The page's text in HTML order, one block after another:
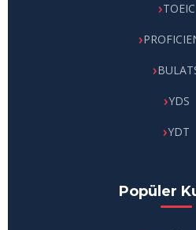
TOEIC
YDS
YDT
Popüler